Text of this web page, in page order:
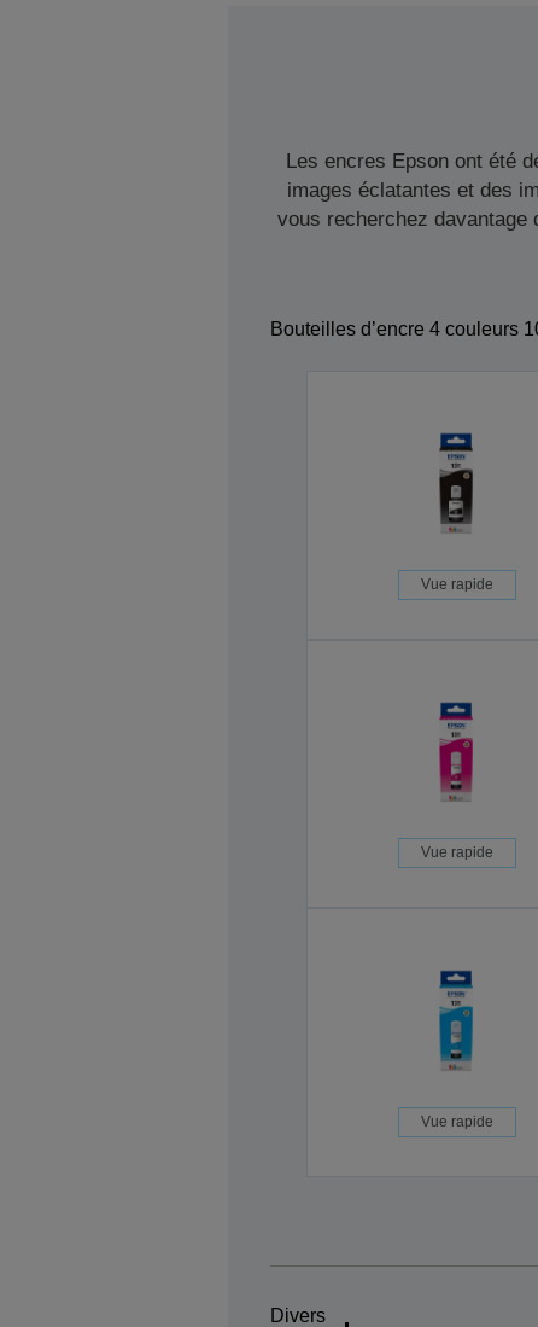
Les encres Epson ont été
images éclatantes et des
vous recherchez davantage
Bouteilles d’encre 4 couleurs
Vue rapide
Vue rapide
Vue rapide
Divers